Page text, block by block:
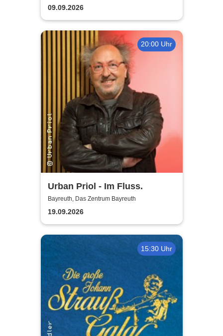
2026
09.09.2026
20:00 Uhr
Urban Priol - Im Fluss.
Bayreuth, Das Zentrum Bayreuth
19.09.2026
15:30 Uhr